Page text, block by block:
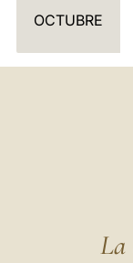
OCTUBRE
La